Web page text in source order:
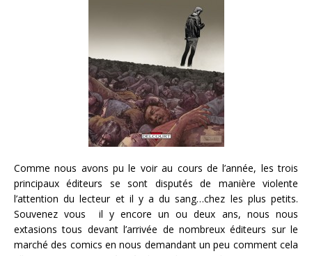
Comme nous avons pu le voir au cours de l’année, les trois
principaux éditeurs se sont disputés de manière violente
l’attention du lecteur et il y a du sang…chez les plus petits.
Souvenez vous il y encore un ou deux ans, nous nous
extasions tous devant l’arrivée de nombreux éditeurs sur le
marché des comics en nous demandant un peu comment cela